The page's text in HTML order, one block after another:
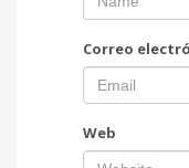
Correo
Web